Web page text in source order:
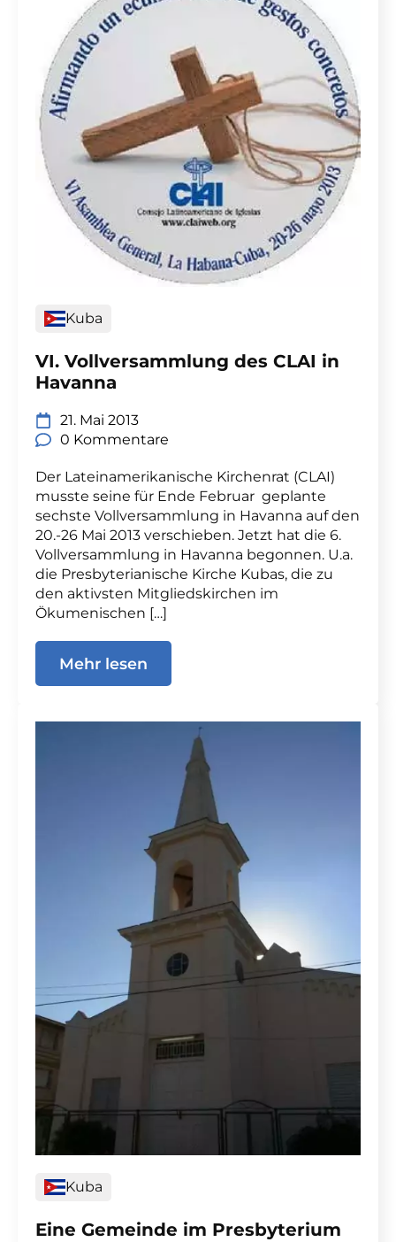
Kuba
VI. Vollversammlung des CLAI in
Havanna
21. Mai 2013
0 Kommentare
Der Lateinamerikanische Kirchenrat (CLAI)
musste seine für Ende Februar geplante
sechste Vollversammlung in Havanna auf den
20.-26 Mai 2013 verschieben. Jetzt hat die 6.
Vollversammlung in Havanna begonnen. U.a.
die Presbyterianische Kirche Kubas, die zu
den aktivsten Mitgliedskirchen im
Ökumenischen […]
Mehr lesen
Kuba
Eine Gemeinde im Presbyterium